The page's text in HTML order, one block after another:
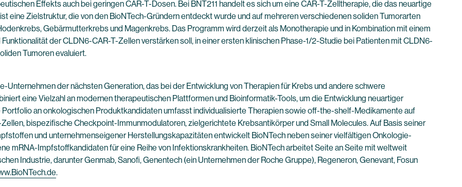
Effekts auch bei geringen CAR-T-Dosen. Bei BNT211 handelt es sich um eine CAR-T-Zelltherapie, die das neuartige
eine Zielstruktur, die von den BioNTech-Gründern entdeckt wurde und auf mehreren verschiedenen soliden Tumorarten
Gebärmutterkrebs und Magenkrebs. Das Programm wird derzeit als Monotherapie und in Kombination mit einem
der CLDN6-CAR-T-Zellen verstärken soll, in einer ersten klinischen Phase-1/2-Studie bei Patienten mit CLDN6-
Tumoren evaluiert.
Unternehmen der nächsten Generation, das bei der Entwicklung von Therapien für Krebs und andere schwere
eine Vielzahl an modernen therapeutischen Plattformen und Bioinformatik-Tools, um die Entwicklung neuartiger
an onkologischen Produktkandidaten umfasst individualisierte Therapien sowie off-the-shelf-Medikamente auf
bispezifische Checkpoint-Immunmodulatoren, zielgerichtete Krebsantikörper und Small Molecules. Auf Basis seiner
und unternehmenseigener Herstellungskapazitäten entwickelt BioNTech neben seiner vielfältigen Onkologie-
mRNA-Impfstoffkandidaten für eine Reihe von Infektionskrankheiten. BioNTech arbeitet Seite an Seite mit weltweit
Industrie, darunter Genmab, Sanofi, Genentech (ein Unternehmen der Roche Gruppe), Regeneron, Genevant, Fosun
.